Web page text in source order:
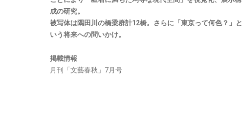
成の研究。
被写体は隅田川の橋梁群計12橋。さらに「東京って何色？」と
いう将来への問いかけ。
掲載情報
月刊「文藝春秋」7月号